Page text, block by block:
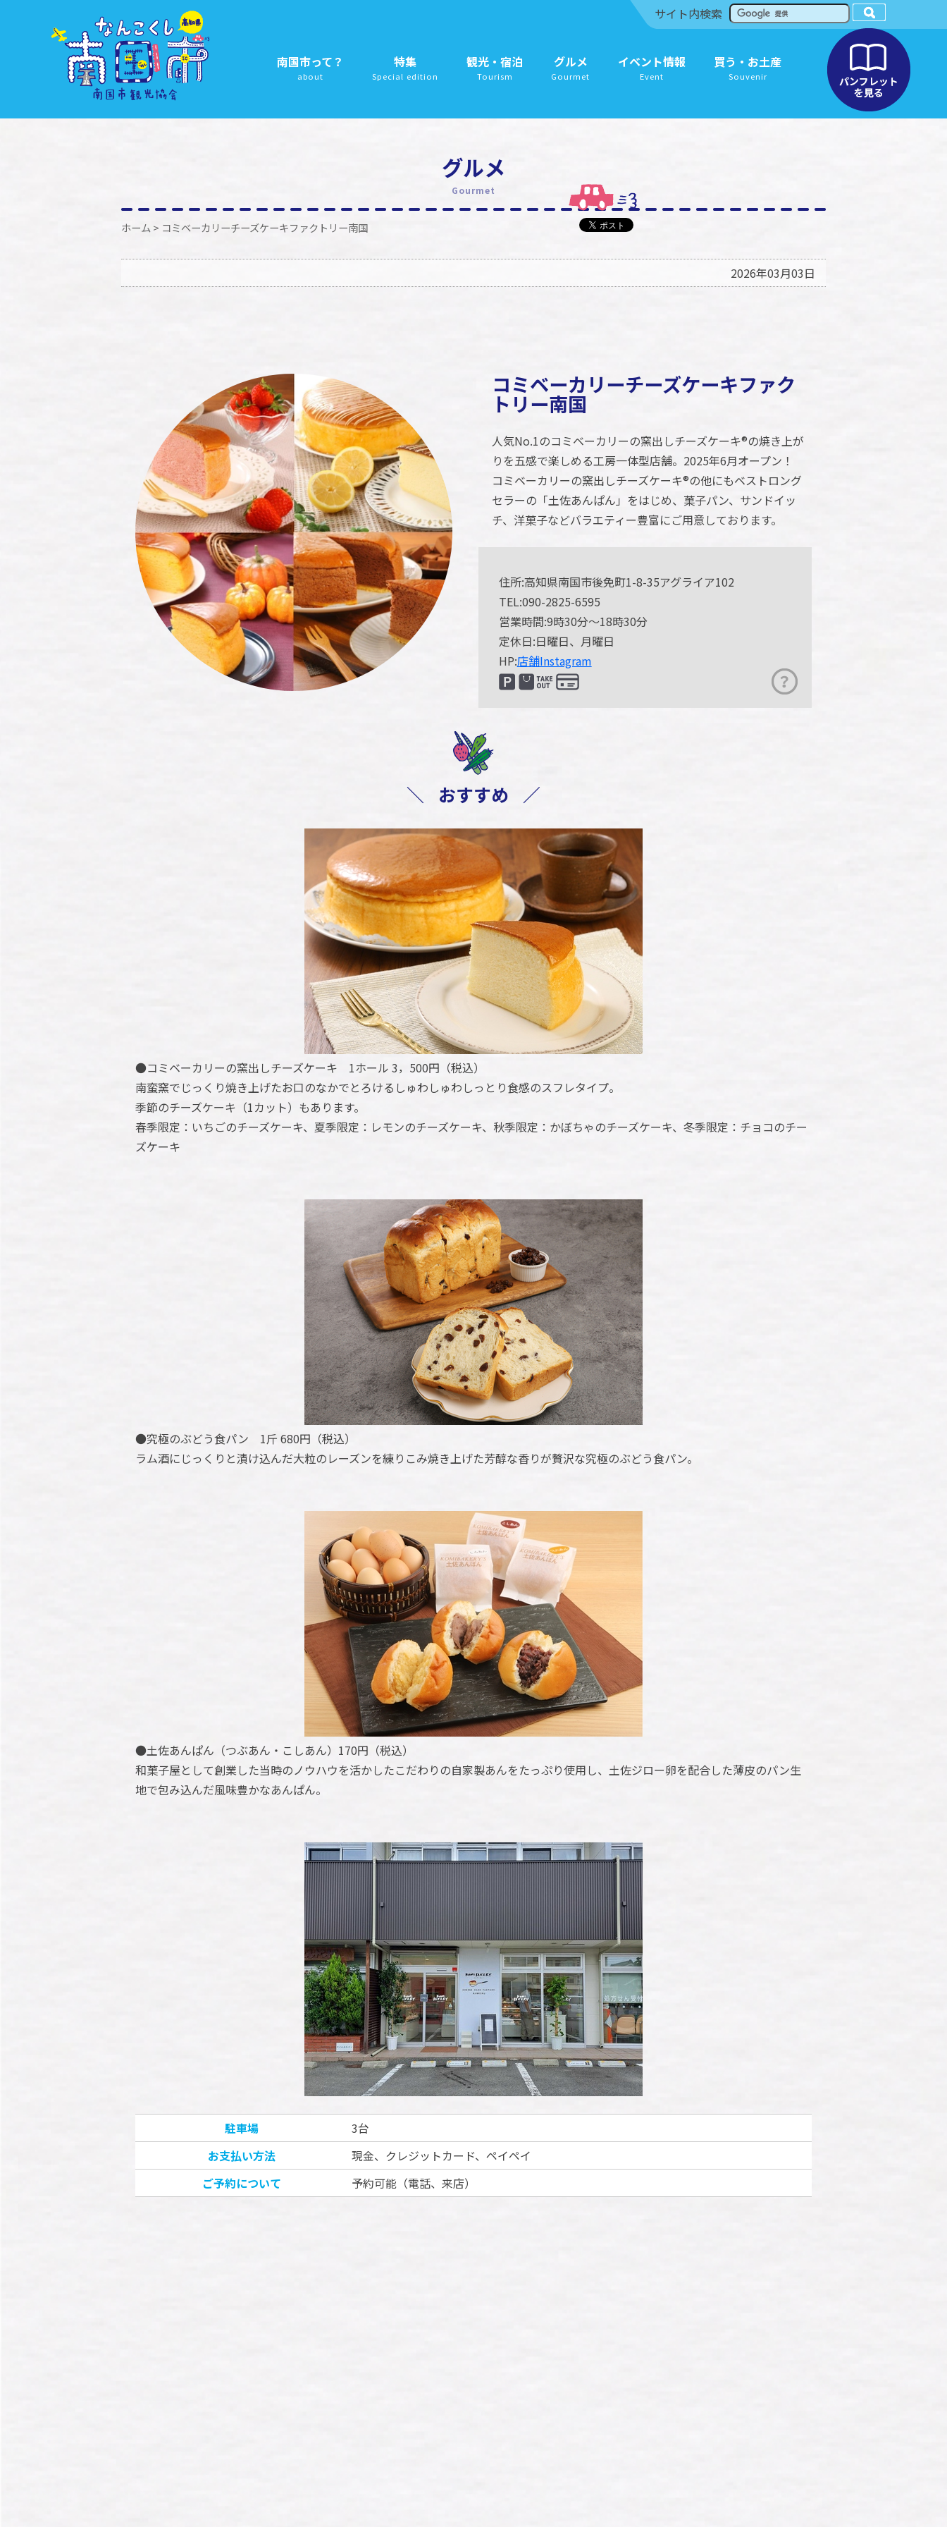
サイト内検索
南国市って？
about
特集
Special edition
観光・宿泊
Tourism
グルメ
Gourmet
イベント情報
Event
買う・お土産
Souvenir
グルメ
Gourmet
ホーム > コミベーカリーチーズケーキファクトリー南国
2026年03月03日
コミベーカリーチーズケーキファク
トリー南国
人気No.1のコミベーカリーの窯出しチーズケーキ®の焼き上が
りを五感で楽しめる工房一体型店舗。2025年6月オープン！
コミベーカリーの窯出しチーズケーキ®の他にもベストロング
セラーの「土佐あんぱん」をはじめ、菓子パン、サンドイッ
チ、洋菓子などバラエティー豊富にご用意しております。
住所:高知県南国市後免町1-8-35アグライア102
TEL:090-2825-6595
営業時間:9時30分～18時30分
定休日:日曜日、月曜日
HP:店舗Instagram
＼ おすすめ ／
●コミベーカリーの窯出しチーズケーキ 1ホール 3，500円（税込）
南蛮窯でじっくり焼き上げたお口のなかでとろけるしゅわしゅわしっとり食感のスフレタイプ。
季節のチーズケーキ（1カット）もあります。
春季限定：いちごのチーズケーキ、夏季限定：レモンのチーズケーキ、秋季限定：かぼちゃのチーズケーキ、冬季限定：チョコのチー
ズケーキ
●究極のぶどう食パン 1斤 680円（税込）
ラム酒にじっくりと漬け込んだ大粒のレーズンを練りこみ焼き上げた芳醇な香りが贅沢な究極のぶどう食パン。
●土佐あんぱん（つぶあん・こしあん）170円（税込）
和菓子屋として創業した当時のノウハウを活かしたこだわりの自家製あんをたっぷり使用し、土佐ジロー卵を配合した薄皮のパン生
地で包み込んだ風味豊かなあんぱん。
駐車場
3台
お支払い方法
現金、クレジットカード、ペイペイ
ご予約について
予約可能（電話、来店）